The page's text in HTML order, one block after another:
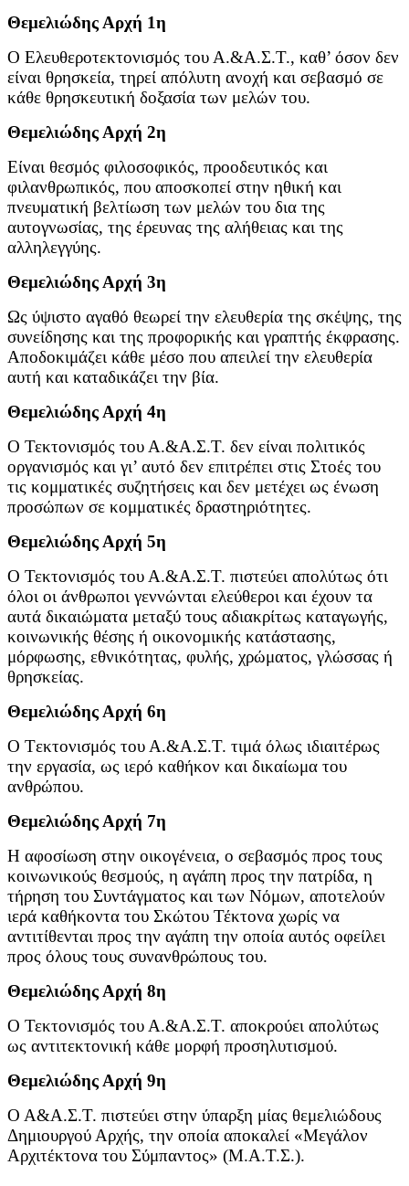
Θεμελιώδης Αρχή 1η
Ο Ελευθεροτεκτονισμός του Α.&Α.Σ.Τ., καθ’ όσον δεν
είναι θρησκεία, τηρεί απόλυτη ανοχή και σεβασμό σε
κάθε θρησκευτική δοξασία των μελών του.
Θεμελιώδης Αρχή 2η
Είναι θεσμός φιλοσοφικός, προοδευτικός και
φιλανθρωπικός, που αποσκοπεί στην ηθική και
πνευματική βελτίωση των μελών του δια της
αυτογνωσίας, της έρευνας της αλήθειας και της
αλληλεγγύης.
Θεμελιώδης Αρχή 3η
Ως ύψιστο αγαθό θεωρεί την ελευθερία της σκέψης, της
συνείδησης και της προφορικής και γραπτής έκφρασης.
Αποδοκιμάζει κάθε μέσο που απειλεί την ελευθερία
αυτή και καταδικάζει την βία.
Θεμελιώδης Αρχή 4η
Ο Τεκτονισμός του Α.&Α.Σ.Τ. δεν είναι πολιτικός
οργανισμός και γι’ αυτό δεν επιτρέπει στις Στοές του
τις κομματικές συζητήσεις και δεν μετέχει ως ένωση
προσώπων σε κομματικές δραστηριότητες.
Θεμελιώδης Αρχή 5η
Ο Τεκτονισμός του Α.&Α.Σ.Τ. πιστεύει απολύτως ότι
όλοι οι άνθρωποι γεννώνται ελεύθεροι και έχουν τα
αυτά δικαιώματα μεταξύ τους αδιακρίτως καταγωγής,
κοινωνικής θέσης ή οικονομικής κατάστασης,
μόρφωσης, εθνικότητας, φυλής, χρώματος, γλώσσας ή
θρησκείας.
Θεμελιώδης Αρχή 6η
Ο Tεκτονισμός του Α.&Α.Σ.Τ. τιμά όλως ιδιαιτέρως
την εργασία, ως ιερό καθήκον και δικαίωμα του
ανθρώπου.
Θεμελιώδης Αρχή 7η
Η αφοσίωση στην οικογένεια, ο σεβασμός προς τους
κοινωνικούς θεσμούς, η αγάπη προς την πατρίδα, η
τήρηση του Συντάγματος και των Νόμων, αποτελούν
ιερά καθήκοντα του Σκώτου Τέκτονα χωρίς να
αντιτίθενται προς την αγάπη την οποία αυτός οφείλει
προς όλους τους συνανθρώπους του.
Θεμελιώδης Αρχή 8η
Ο Τεκτονισμός του Α.&Α.Σ.Τ. αποκρούει απολύτως
ως αντιτεκτονική κάθε μορφή προσηλυτισμού.
Θεμελιώδης Αρχή 9η
Ο Α&Α.Σ.Τ. πιστεύει στην ύπαρξη μίας θεμελιώδους
Δημιουργού Αρχής, την οποία αποκαλεί «Μεγάλον
Αρχιτέκτονα του Σύμπαντος» (Μ.Α.Τ.Σ.).